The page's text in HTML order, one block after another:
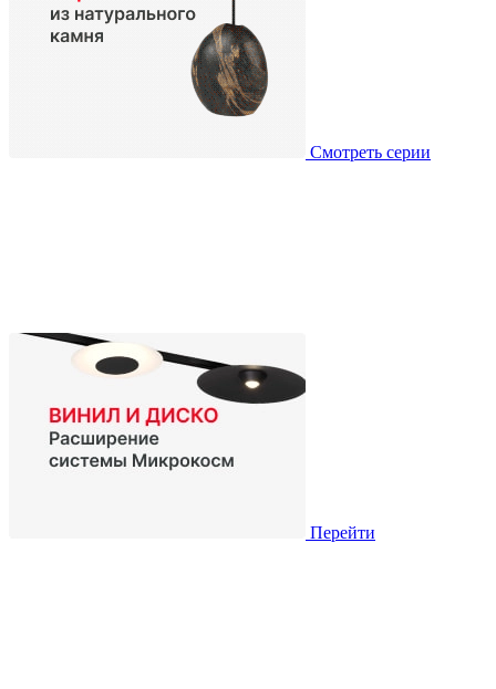
Смотреть серии
Перейти